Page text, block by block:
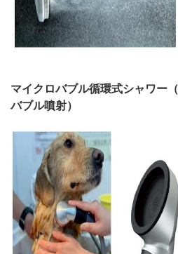
マイクロバブル循環式シャワー
バブル噴射）